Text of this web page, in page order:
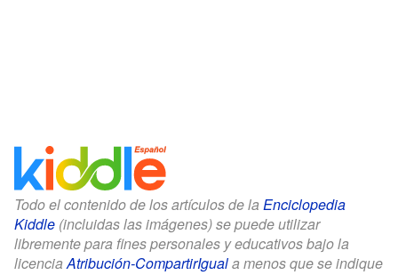
Todo el contenido de los artículos de la Enciclopedia
Kiddle (incluidas las imágenes) se puede utilizar
libremente para fines personales y educativos bajo la
licenciaAtribución-CompartirIguala menos que se indique